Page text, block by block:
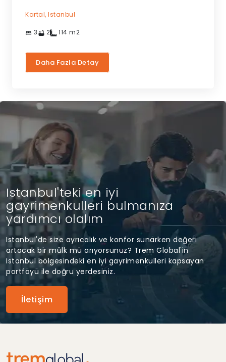
Kartal, Istanbul
3 2 114 m2
Daha Fazla Detay
Istanbul'teki en iyi
gayrimenkulleri bulmanıza
yardımcı olalım
Istanbul'de size ayrıcalık ve konfor sunarken değeri
artacak bir mülk mü arıyorsunuz? Trem Global'in
Istanbul bölgesindeki en iyi gayrimenkulleri kapsayan
portföyü ile doğru yerdesiniz.
İletişim